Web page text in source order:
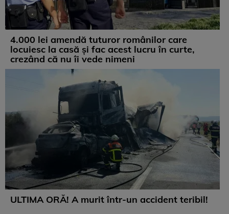
4.000 lei amendă tuturor românilor care
locuiesc la casă și fac acest lucru în curte,
crezând că nu îi vede nimeni
ULTIMA ORĂ! A murit într-un accident teribil!